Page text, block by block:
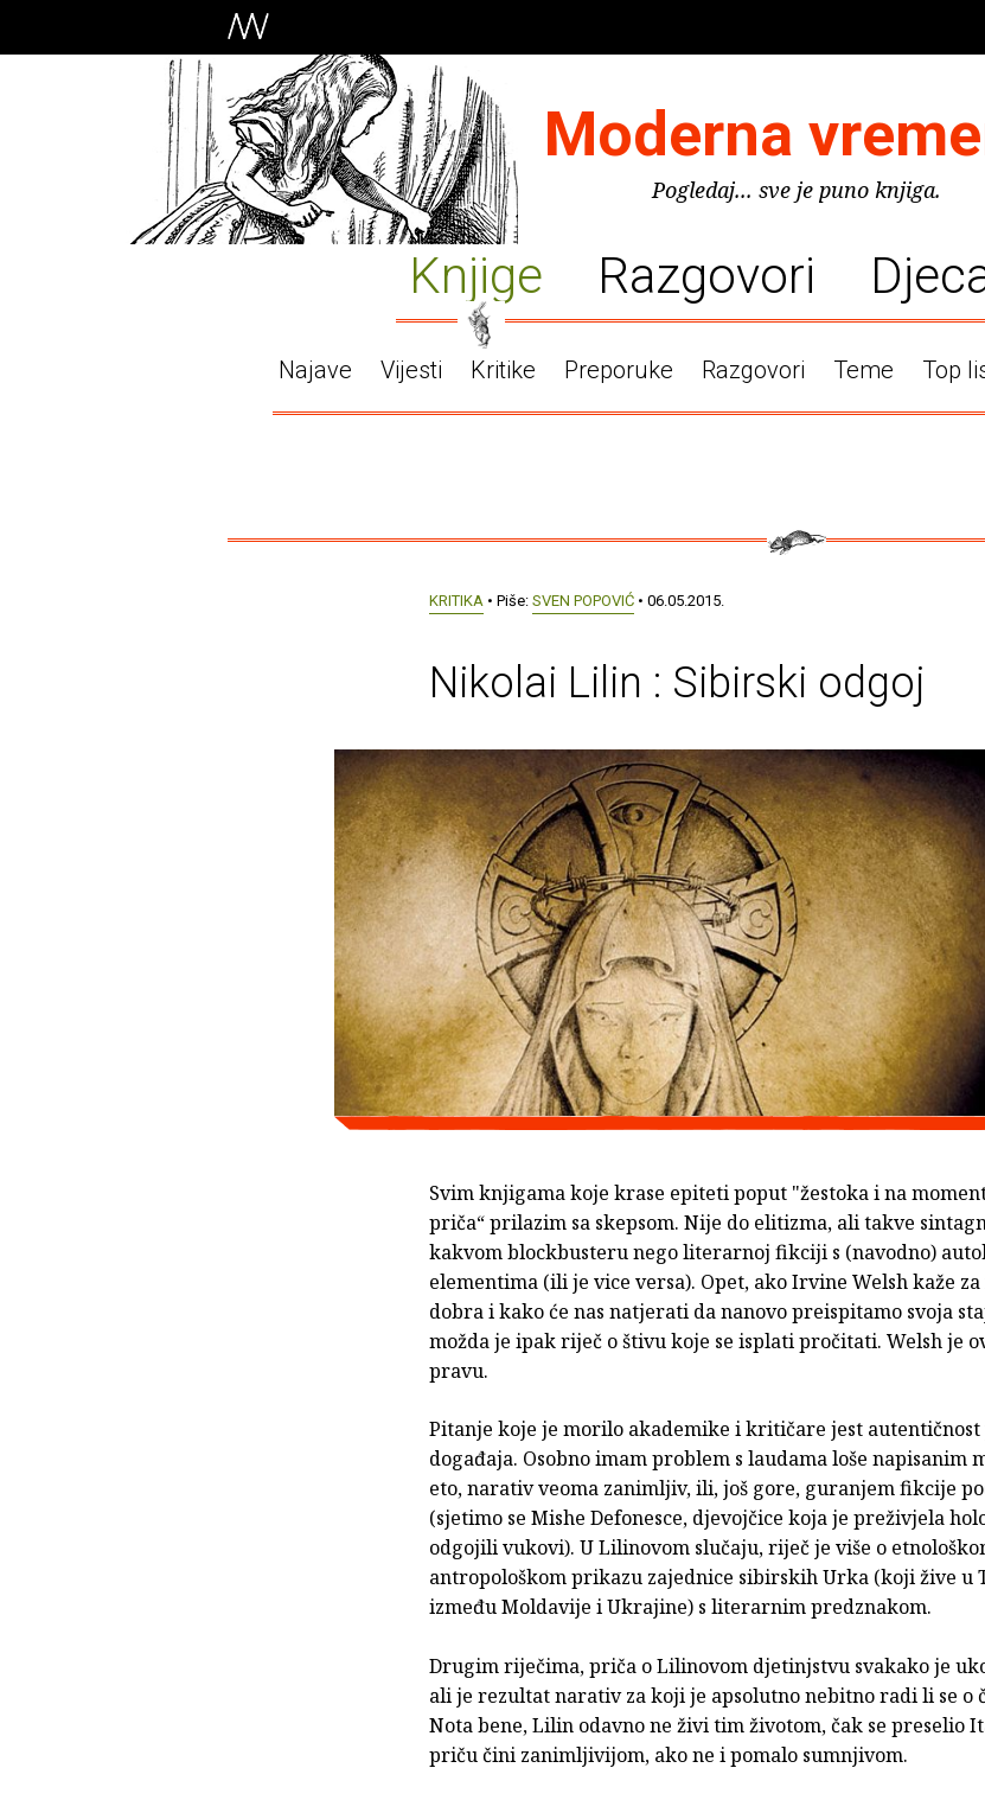
Moderna
Pogledaj... sve je puno knjiga.
Knjige Razgovori
Najave Vijesti Kritike Preporuke Razgovori Teme Top
KRITIKA • Piše: SVEN POPOVIĆ • 06.05.2015.
Nikolai Lilin : Sibirski odgoj
Svim knjigama koje krase epiteti poput "žestoka i na
priča“ prilazim sa skepsom. Nije do elitizma, ali takve
kakvom blockbusteru nego literarnoj fikciji s (navodno)
elementima (ili je vice versa). Opet, ako Irvine Welsh kaže
dobra i kako će nas natjerati da nanovo preispitamo svoja
možda je ipak riječ o štivu koje se isplati pročitati. Welsh je
pravu.
Pitanje koje je morilo akademike i kritičare jest
događaja. Osobno imam problem s laudama loše napisanim
eto, narativ veoma zanimljiv, ili, još gore, guranjem fikcije
(sjetimo se Mishe Defonesce, djevojčice koja je preživjela
odgojili vukovi). U Lilinovom slučaju, riječ je više o
antropološkom prikazu zajednice sibirskih Urka (koji žive u
između Moldavije i Ukrajine) s literarnim predznakom.
Drugim riječima, priča o Lilinovom djetinjstvu svakako je
ali je rezultat narativ za koji je apsolutno nebitno radi li se
Nota bene, Lilin odavno ne živi tim životom, čak se preselio
priču čini zanimljivijom, ako ne i pomalo sumnjivom.